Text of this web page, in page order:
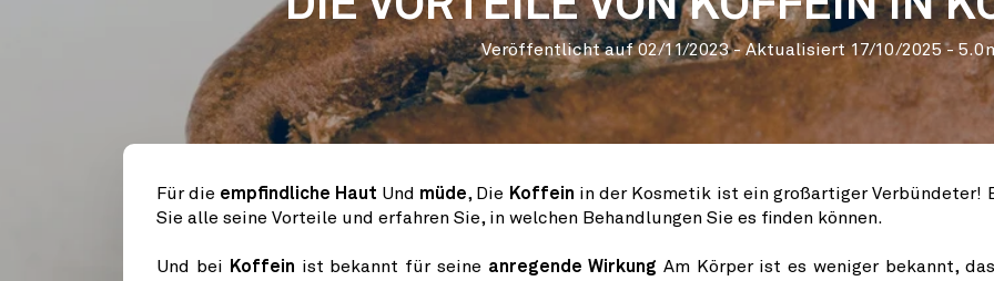
Veröffentlicht auf02/11/2023- Aktualisiert17/10/2025-
Für die empfindliche Haut Und müde, Die Koffein in der Kosmetik ist ein großartiger Verbündeter!
Sie alle seine Vorteile und erfahren Sie, in welchen Behandlungen Sie es finden können.
Und bei Koffein ist bekannt für seine anregende Wirkung Am Körper ist es weniger bekannt,